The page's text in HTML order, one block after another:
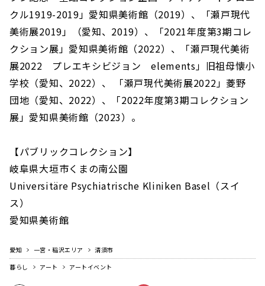
クル1919-2019」愛知県美術館（2019）、「瀬戸現代
美術展2019」（愛知、2019）、「2021年度第3期コレ
クション展」愛知県美術館（2022）、「瀬戸現代美術
展2022 プレエキシビジョン elements」旧祖母懐小
学校（愛知、2022）、 「瀬戸現代美術展2022」菱野
団地（愛知、2022）、「2022年度第3期コレクション
展」愛知県美術館（2023）。
【パブリックコレクション】
岐阜県大垣市くまの南公園
Universitäre Psychiatrische Kliniken Basel（スイ
ス）
愛知県美術館
愛知 一宮・稲沢エリア
清須市
暮らし
アート アートイベント